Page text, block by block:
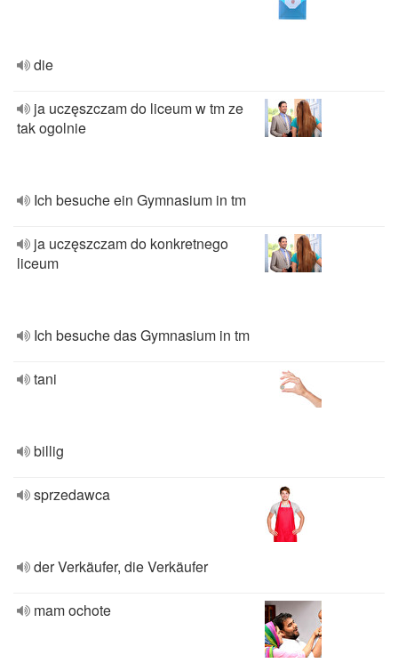
die
ja uczęszczam do liceum w tm ze
tak ogolnie
Ich besuche ein Gymnasium in tm
ja uczęszczam do konkretnego
liceum
Ich besuche das Gymnasium in tm
tani
billig
sprzedawca
der Verkäufer, die Verkäufer
mam ochote